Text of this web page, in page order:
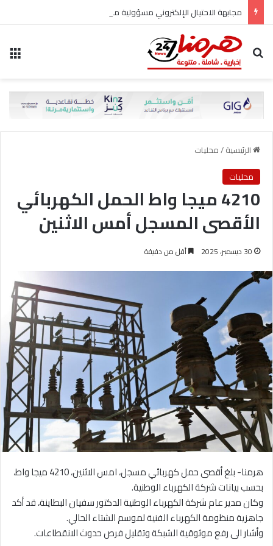
مجابهة الاحتيال الإلكتروني مسؤولية مشتركة
بحث عن
الرئيسية/محليات
محليات
4210 ميجا واط الحمل الكهربائي
الأقصى المسجل أمس الاثنين
30 ديسمبر، 2025 أقل من دقيقة
هرمنا- بلغ أقصى حمل كهربائي مسجل، امس الاثنين، 4210 ميجا واط،
بحسب بيانات شركة الكهرباء الوطنية.
وكان مدير عام شركة الكهرباء الوطنية الدكتور سفيان البطاينة، قد أكد
جاهزية منظومة الكهرباء الفنية لموسم الشتاء الحالي.
وأشار الى رفع موثوقية الشبكة وتقليل فرص حدوث الانقطاعات.